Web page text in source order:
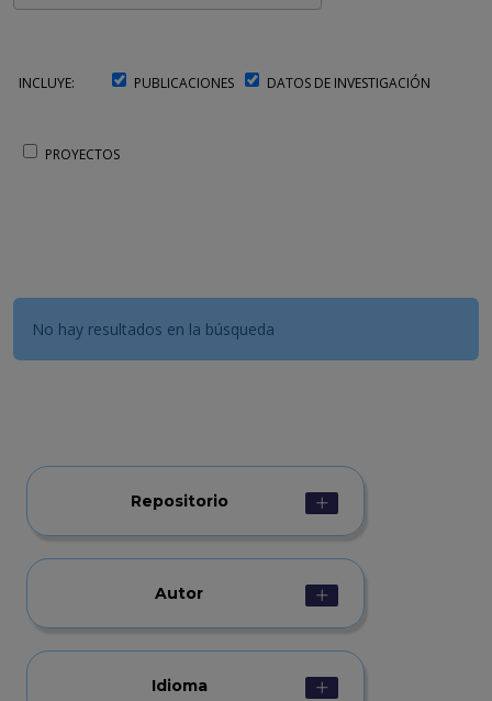
PROYECTOS
INCLUYE: PUBLICACIONES DATOS DE INVESTIGACIÓN
No hay resultados en la búsqueda
Repositorio
Autor
Idioma